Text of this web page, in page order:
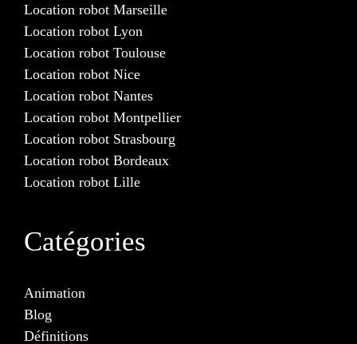
Location robot Marseille
Location robot Lyon
Location robot Toulouse
Location robot Nice
Location robot Nantes
Location robot Montpellier
Location robot Strasbourg
Location robot Bordeaux
Location robot Lille
Catégories
Animation
Blog
Définitions